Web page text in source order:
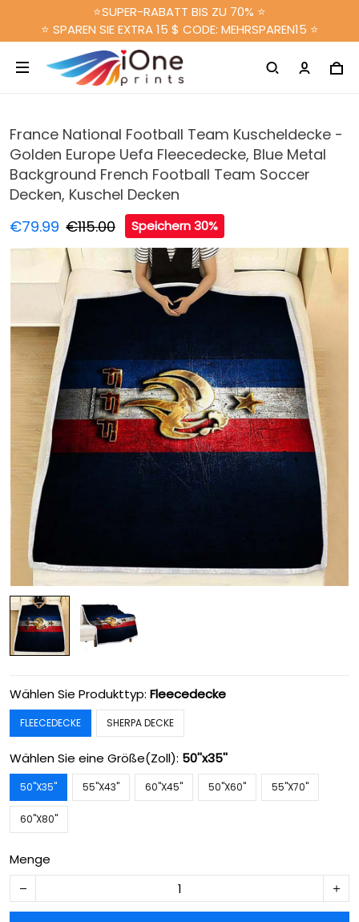
⭐SUPER-RABATT BIS ZU 70% ⭐
⭐ SPAREN SIE EXTRA 15 $ CODE: MEHRSPAREN15 ⭐
France National Football Team Kuscheldecke -
Golden Europe Uefa Fleecedecke, Blue Metal
Background French Football Team Soccer
Decken, Kuschel Decken
€79.99 €115.00 Speichern 30%
Wählen Sie Produkttyp: Fleecedecke
FLEECEDECKE SHERPA DECKE
Wählen Sie eine Größe(Zoll): 50''x35''
50''X35'' 55''X43'' 60''X45'' 50''X60'' 55''X70''
60''X80''
Menge